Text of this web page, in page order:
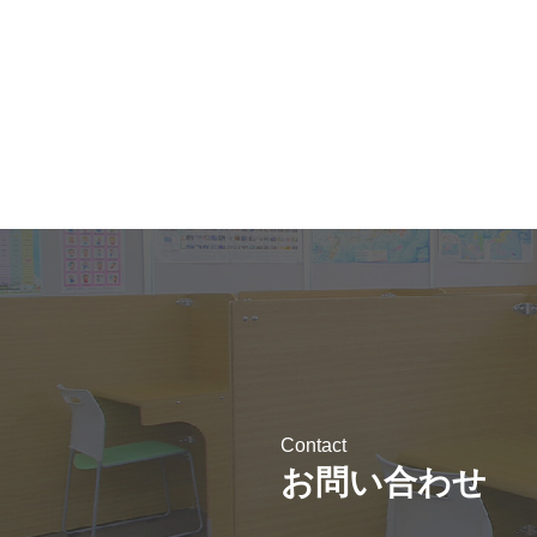
Contact
お問い合わせ